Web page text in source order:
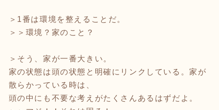
＞1番は環境を整えることだ。
＞＞環境？家のこと？
＞そう、家が一番大きい。
家の状態は頭の状態と明確にリンクしている。家が
散らかっている時は、
頭の中にも不要な考えがたくさんあるはずだよ。